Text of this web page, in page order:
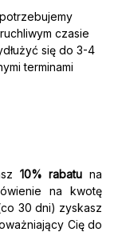
czasie
się do 3-4
terminami
10% rabatu na
na kwotę
30 dni) zyskasz
Cię do